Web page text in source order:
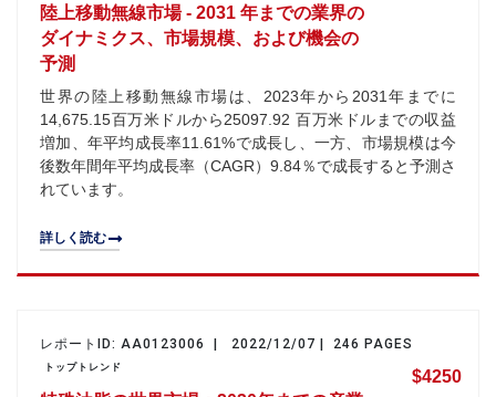
陸上移動無線市場 - 2031 年までの業界の
ダイナミクス、市場規模、および機会の
予測
世界の陸上移動無線市場は、2023年から2031年までに
14,675.15百万米ドルから25097.92 百万米ドルまでの収益
増加、年平均成長率11.61%で成長し、一方、市場規模は今
後数年間年平均成長率（CAGR）9.84％で成長すると予測さ
れています。
詳しく読む
レポートID: AA0123006 | 2022/12/07 | 246 PAGES
トップトレンド
$4250